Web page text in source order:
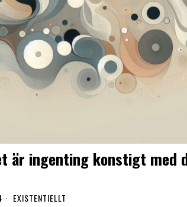
är ingenting konstigt med
EXISTENTIELLT